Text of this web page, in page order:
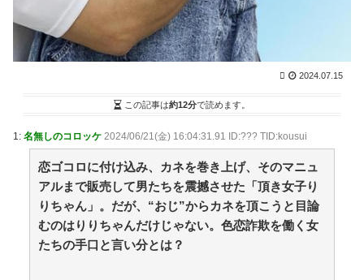
野久保直樹、久々の近影に驚きの声「元気そう」「懐
かしい」 / まとめるZ
NEW! (8/10 05:03)
猫って枕っていうか、何かに頭乗せて寝るの好きじゃ
ない？【再】 / まとめるZ NEW! (8/10 05:03)
【あんこ】やる夫は神州日乃本をダイスで旅をする
ちょっとばかり弟子の両腕をへし折ってくれませんか /
36歳の彼女と結婚したいのに、家族が猛反対。家族か
ライン
(12/24 07:00)
Powered by livedoor 相互RSS
夫婦なのに、心が一番遠かった日々
2024.07.15
この記事は約12分で読めます。
1: 名無しのコロッケ 2024/06/21(金) 16:04:31.91 ID:??? TID:kousui
恋ゴコロに付け込み、カネを巻き上げ、そのマニュ
アルまで販売して男たちを震撼させた「頂き女子り
りちゃん」。だが、“おじ”からカネを頂こうと目論
むのはりりちゃんだけじゃない。色恋詐欺を働く女
たちの手口と言い分とは？